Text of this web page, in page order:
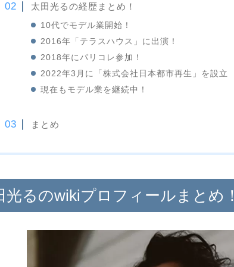
太田光るの経歴まとめ！
10代でモデル業開始！
2016年「テラスハウス」に出演！
2018年にパリコレ参加！
2022年3月に「株式会社日本都市再生」を設立
現在もモデル業を継続中！
まとめ
光るのwikiプロフィールまとめ！